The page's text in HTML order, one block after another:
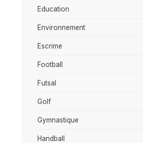
Education
Environnement
Escrime
Football
Futsal
Golf
Gymnastique
Handball